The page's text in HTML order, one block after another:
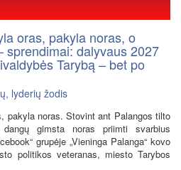
oras, pakyla noras, o
sprendimai: dalyvaus 2027
Tarybą – bet po
lyderių žodis
pakyla noras. Stovint ant Palangos tilto
gimsta noras priimti svarbius
grupėje „Vieninga Palanga“ kovo
politikos veteranas, miesto Tarybos